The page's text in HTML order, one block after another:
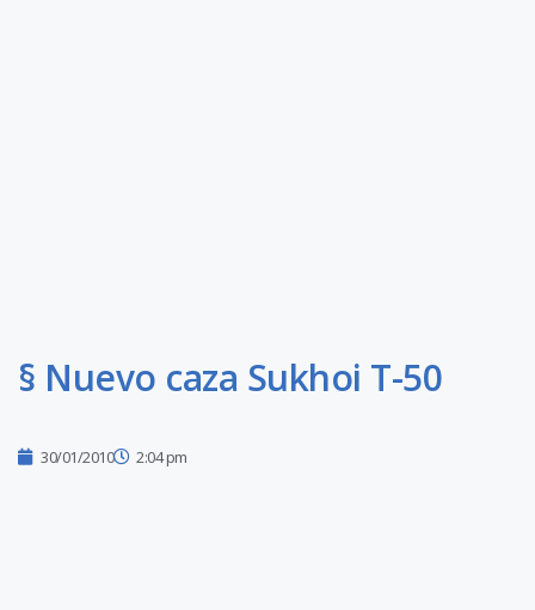
§ Nuevo caza Sukhoi T-50
30/01/2010 2:04 pm